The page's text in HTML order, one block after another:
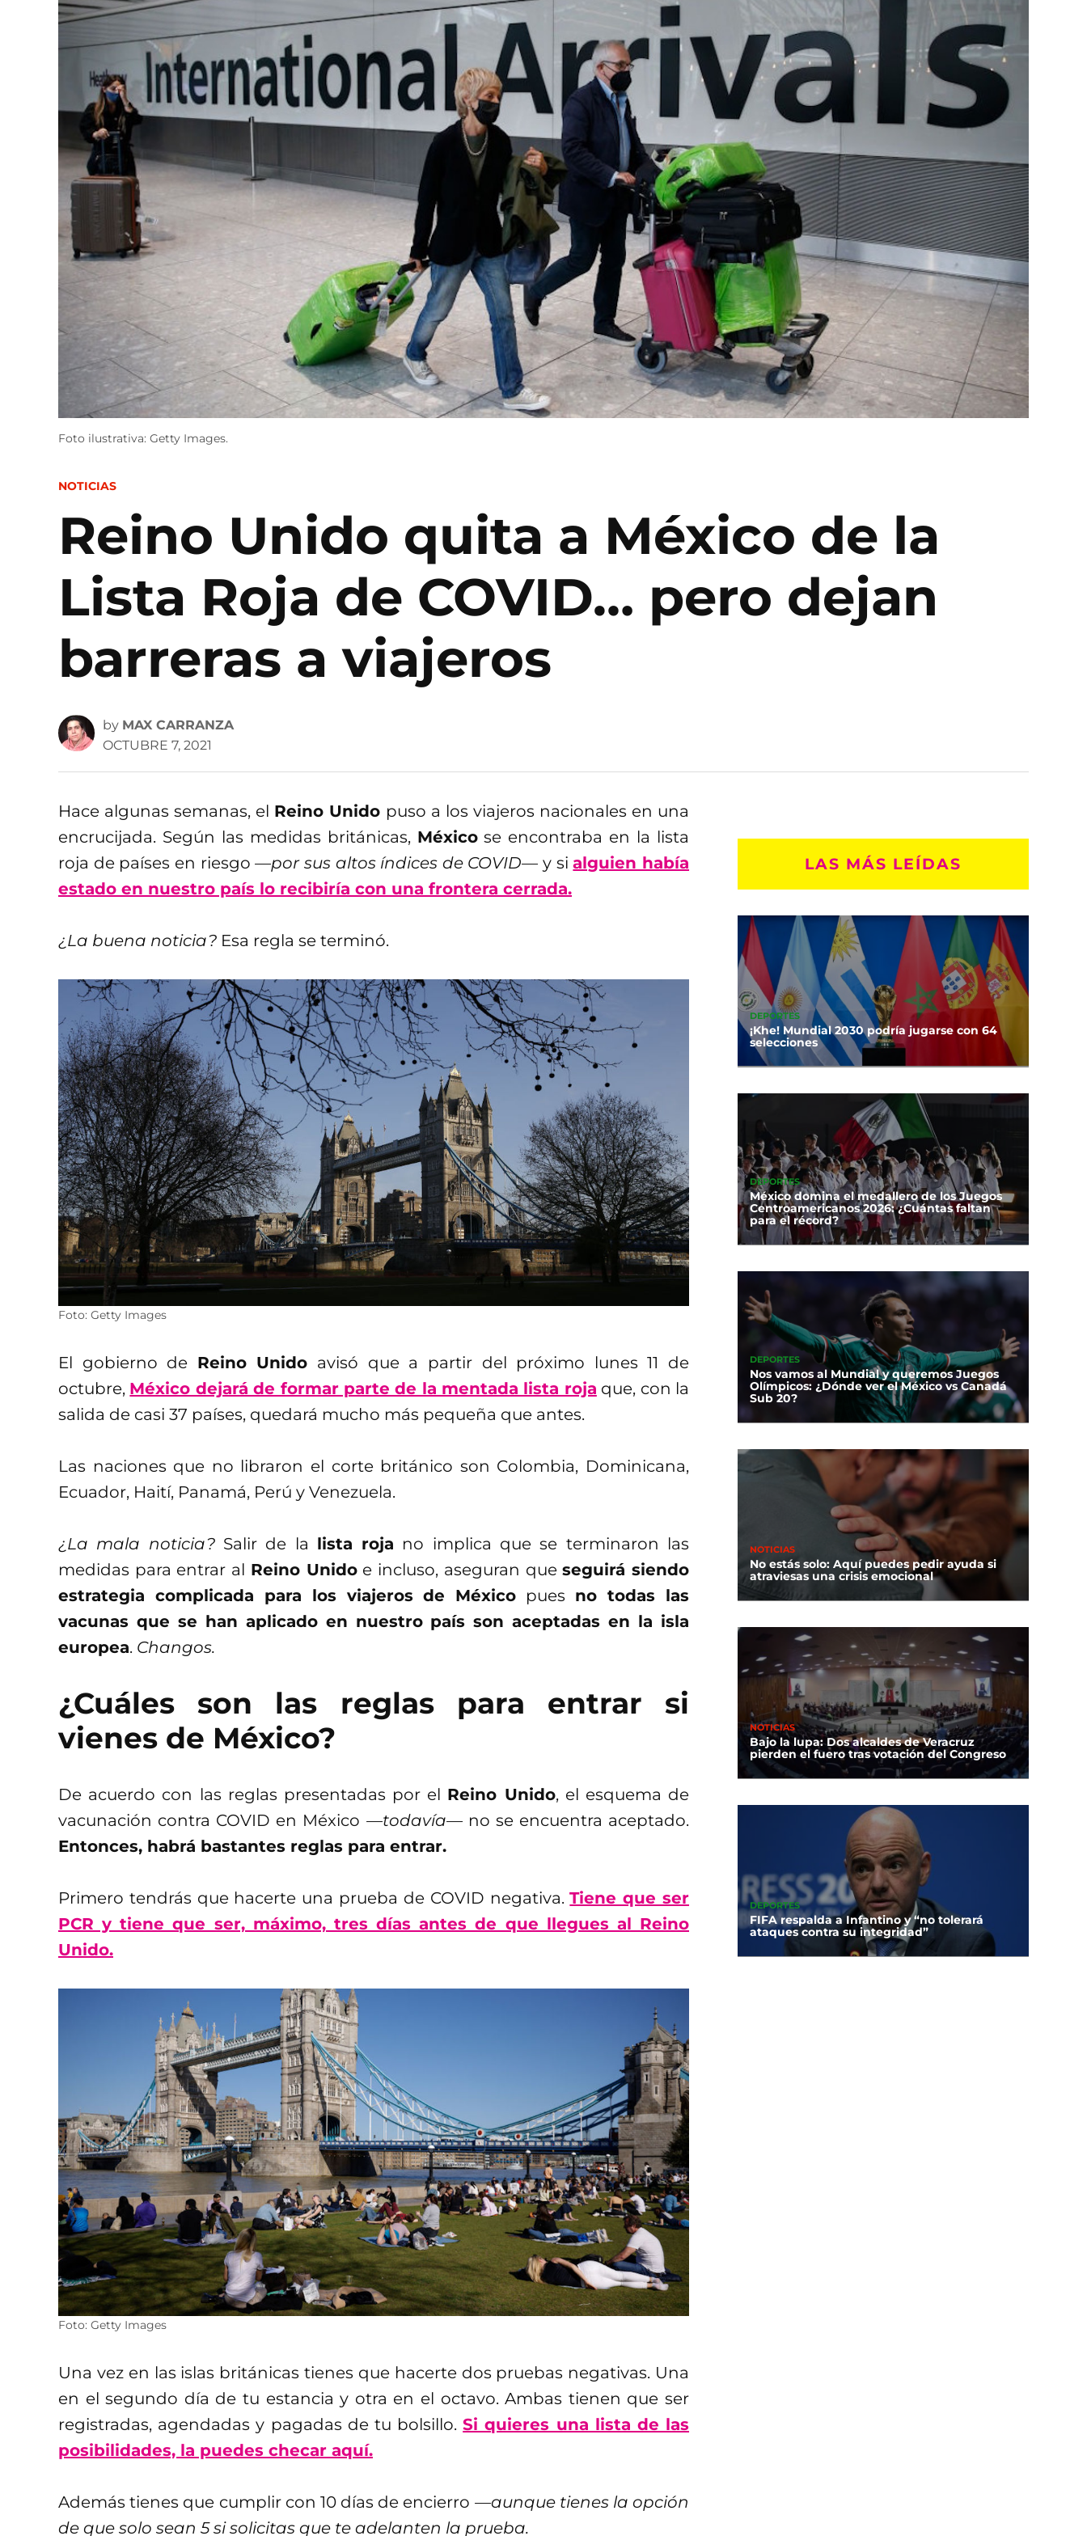
Foto ilustrativa: Getty Images.
POSTED
NOTICIAS
Reino Unido quita a México de la
Lista Roja de COVID… pero dejan
barreras a viajeros
by MAX CARRANZA
OCTUBRE 7, 2021
Hace algunas semanas, el Reino Unido puso a los viajeros nacionales en una
encrucijada. Según las medidas británicas, Méxicose encontraba en la lista
roja de países en riesgo—por sus altos índices de COVID— y sialguien había
estado en nuestro país lo recibiría con una frontera cerrada.
¿La buena noticia? Esa regla se terminó.
Foto: Getty Images
El gobierno de Reino Unido avisó que a partir del próximo lunes 11 de
octubre, México dejará de formar parte de la mentada lista roja que, con la
salida de casi 37 países, quedará mucho más pequeña que antes.
Las naciones que no libraron el corte británico son Colombia, Dominicana,
Ecuador, Haití, Panamá, Perú y Venezuela.
¿La mala noticia?Salir de la lista roja no implica que se terminaron las
medidas para entrar al Reino Unidoe incluso, aseguran queseguirá siendo
estrategia complicada para los viajeros de México pues no todas las
vacunas que se han aplicado en nuestro país son aceptadas en la isla
europea. Changos.
¿Cuáles son las reglas para entrar si
vienes de México?
De acuerdo con las reglas presentadas por el Reino Unido, el esquema de
vacunación contra COVID en México —todavía—no se encuentra aceptado.
Entonces, habrá bastantes reglas para entrar.
Primero tendrás que hacerte una prueba de COVID negativa.Tiene que ser
PCR y tiene que ser, máximo, tres días antes de que llegues al Reino
Unido.
Foto: Getty Images
Una vez en las islas británicas tienes que hacerte dos pruebas negativas. Una
en el segundo día de tu estancia y otra en el octavo. Ambas tienen que ser
registradas, agendadas y pagadas de tu bolsillo.Si quieres una lista de las
posibilidades, la puedes checar aquí.
Además tienes que cumplir con 10 días de encierro —aunque tienes la opción
de que solo sean 5 si solicitas que te adelanten la prueba.
LAS MÁS LEÍDAS
DEPORTES
¡Khe! Mundial 2030 podría jugarse con 64
selecciones
DEPORTES
México domina el medallero de los Juegos
Centroamericanos 2026: ¿Cuántas faltan
para el récord?
DEPORTES
Nos vamos al Mundial y queremos Juegos
Olímpicos: ¿Dónde ver el México vs Canadá
Sub 20?
NOTICIAS
No estás solo: Aquí puedes pedir ayuda si
atraviesas una crisis emocional
NOTICIAS
Bajo la lupa: Dos alcaldes de Veracruz
pierden el fuero tras votación del Congreso
DEPORTES
FIFA respalda a Infantino y “no tolerará
ataques contra su integridad”